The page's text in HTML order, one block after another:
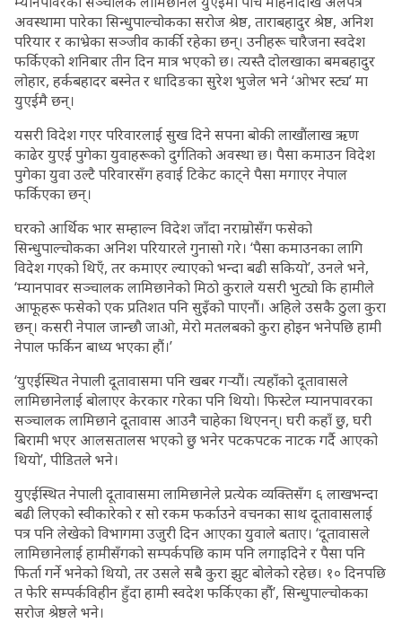
अवस्थामा पारेका सिन्धुपाल्चोकका सरोज श्रेष्ठ, ताराबहादुर श्रेष्ठ, अनिश
परियार र काभ्रेका सञ्जीव कार्की रहेका छन्। उनीहरू चारैजना स्वदेश
फर्किएको शनिबार तीन दिन मात्र भएको छ। त्यस्तै दोलखाका बमबहादुर
लोहार, हर्कबहादर बस्नेत र धादिङका सुरेश भुजेल भने ‘ओभर स्ट्य’ मा
युएईमै छन्।
यसरी विदेश गएर परिवारलाई सुख दिने सपना बोकी लाखौंलाख ऋण
काढेर युएई पुगेका युवाहरूको दुर्गतिको अवस्था छ। पैसा कमाउन विदेश
पुगेका युवा उल्टै परिवारसँग हवाई टिकेट काट्ने पैसा मगाएर नेपाल
फर्किएका छन्।
घरको आर्थिक भार सम्हाल्न विदेश जाँदा नराम्रोसँग फसेको
सिन्धुपाल्चोकका अनिश परियारले गुनासो गरे। ‘पैसा कमाउनका लागि
विदेश गएको थिएँ, तर कमाएर ल्याएको भन्दा बढी सकियो’, उनले भने,
‘म्यानपावर सञ्चालक लामिछानेको मिठो कुराले यसरी भुट्यो कि हामीले
आफूहरू फसेको एक प्रतिशत पनि सुइँको पाएनौं। अहिले उसकै ठुला कुरा
छन्। कसरी नेपाल जान्छौ जाओ, मेरो मतलबको कुरा होइन भनेपछि हामी
नेपाल फर्किन बाध्य भएका हौं।’
‘युएईस्थित नेपाली दूतावासमा पनि खबर गर्‍यौं। त्यहाँको दूतावासले
लामिछानेलाई बोलाएर केरकार गरेका पनि थियो। फिस्टेल म्यानपावरका
सञ्चालक लामिछाने दूतावास आउनै चाहेका थिएनन्। घरी कहाँ छु, घरी
बिरामी भएर आलसतालस भएको छु भनेर पटकपटक नाटक गर्दै आएको
थियो’, पीडितले भने।
युएईस्थित नेपाली दूतावासमा लामिछानेले प्रत्येक व्यक्तिसँग ६ लाखभन्दा
बढी लिएको स्वीकारेको र सो रकम फर्काउने वचनका साथ दूतावासलाई
पत्र पनि लेखेको विभागमा उजुरी दिन आएका युवाले बताए। ‘दूतावासले
लामिछानेलाई हामीसँगको सम्पर्कपछि काम पनि लगाइदिने र पैसा पनि
फिर्ता गर्ने भनेको थियो, तर उसले सबै कुरा झुट बोलेको रहेछ। १० दिनपछि
त फेरि सम्पर्कविहीन हुँदा हामी स्वदेश फर्किएका हौंं’, सिन्धुपाल्चोकका
सरोज श्रेष्ठले भने।